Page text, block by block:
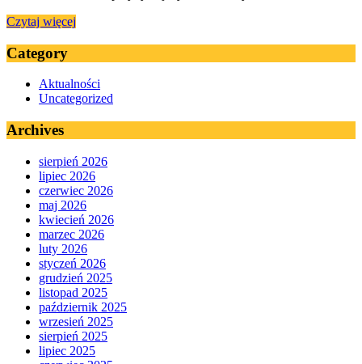
Czytaj więcej
Category
Aktualności
Uncategorized
Archives
sierpień 2026
lipiec 2026
czerwiec 2026
maj 2026
kwiecień 2026
marzec 2026
luty 2026
styczeń 2026
grudzień 2025
listopad 2025
październik 2025
wrzesień 2025
sierpień 2025
lipiec 2025